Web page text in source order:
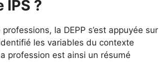
?
la DEPP s’est appuyée sur
les variables du contexte
profession est ainsi un résumé